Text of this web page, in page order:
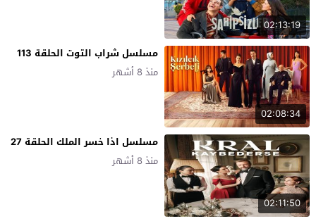
02:13:19
02:08:34
مسلسل شراب التوت الحلقة 113
منذ 8 أشهر
02:11:50
مسلسل اذا خسر الملك الحلقة 27
منذ 8 أشهر